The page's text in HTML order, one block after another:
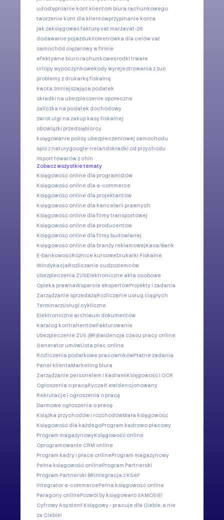
udostępnianie kont klientom biura rachunkowego
tworzenie kont dla klientówprzypinanie konta
jak zaksięgować fakturę vat marżavat-26
dodawanie pojazdukilometrówka dla celów vat
samochód ciężarowy w firmie
efektywne biuro rachunkoweśrodki trwałe
Urlopy wypoczynkowekody wyrejestrowania z zus
problemy z drukarką fiskalną
kwota zmniejszająca podatek
składki na ubezpieczenie społeczne
zaliczka na podatek dochodowy
zwrot ulgi na zakup kasy fiskalnej
obowiązki przedsiębiorcy
księgowanie polisy ubezpieczeniowej samochodu
spis z naturygoogle-irelandskładki od przychodu
import towarów z chin
Zobacz wszystkie tematy
Księgowość online dla programistów
Księgowość online dla e-commerce
Księgowość online dla projektantów
Księgowość online dla kancelarii prawnych
Księgowość online dla firmy transportowej
Księgowość online dla producentów
Księgowość online dla firmy budowlanej
Księgowość online dla branży reklamowejKasa/Bank
E-bankowośćRóżnice kursoweDrukarki Fiskalne
WindykacjaRozliczanie cudzoziemców
Ubezpieczenia ZUSElektroniczne akta osobowe
Opieka prawnaWsparcie ekspertówProjekty i zadania
Zarządzanie sprzedażąRozliczanie usług ciągłych
TerminarzUsługi cykliczne
Elektroniczne archiwum dokumentów
Katalog kontrahentówFakturowanie
Ubezpieczenie ZUS (BR)Ewidencja czasu pracy online
Generator umówLista płac online
Rozliczenia podatkowe pracownikówPłatne zadania
Panel klientaMarketing biura
Zarządzanie personelem i kadramiKsięgowość i OCR
Ogłoszenia o pracęRyczałt ewidencjonowany
Rekrutacje i ogłoszenia o pracę
Darmowe ogłoszenia o pracę
Książka przychodów i rozchodówMała księgowość
Księgowość dla każdegoProgram kadrowo płacowy
Program magazynowyKsięgowość online
Oprogramowanie CRM online
Program kadry i płace onlineProgram magazynowy
Pełna księgowość onlineProgram Partnerski
Program Partnerski BRIntegracja z KSeF
Integrator e-commercePełna księgowość online
Paragony onlinePozwól by księgowało SAMOSIE!
Cyfrowy Asystent Księgowy - pracuje dla Ciebie, a nie
za Ciebie!